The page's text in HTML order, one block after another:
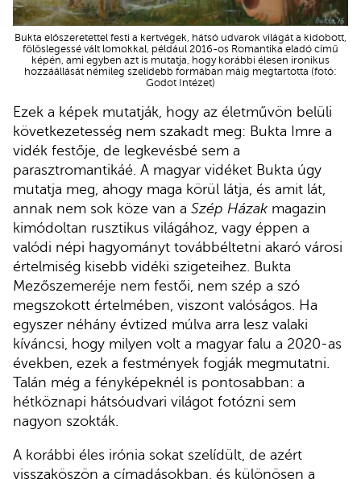
Bukta előszeretettel festi a kertvégek, hátsó udvarok világát a kidobott,
fölöslegessé vált lomokkal, például 2016-os Romantika eladó című
képén, ami egyben azt is mutatja, hogy korábbi élesen ironikus
hozzáállását némileg szelídebb formában máig megtartotta (fotó:
Godot Intézet)
Ezek a képek mutatják, hogy az életművön belüli
következetesség nem szakadt meg: Bukta Imre a
vidék festője, de legkevésbé sem a
parasztromantikáé. A magyar vidéket Bukta úgy
mutatja meg, ahogy maga körül látja, és amit lát,
annak nem sok köze van a Szép Házak magazin
kimódoltan rusztikus világához, vagy éppen a
valódi népi hagyományt továbbéltetni akaró városi
értelmiség kisebb vidéki szigeteihez. Bukta
Mezőszemeréje nem festői, nem szép a szó
megszokott értelmében, viszont valóságos. Ha
egyszer néhány évtized múlva arra lesz valaki
kíváncsi, hogy milyen volt a magyar falu a 2020-as
években, ezek a festmények fogják megmutatni.
Talán még a fényképeknél is pontosabban: a
hétköznapi hátsóudvari világot fotózni sem
nagyon szokták.
A korábbi éles irónia sokat szelídült, de azért
visszaköszön a címadásokban, és különösen a